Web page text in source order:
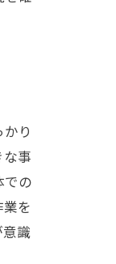
り
事
での
を
識